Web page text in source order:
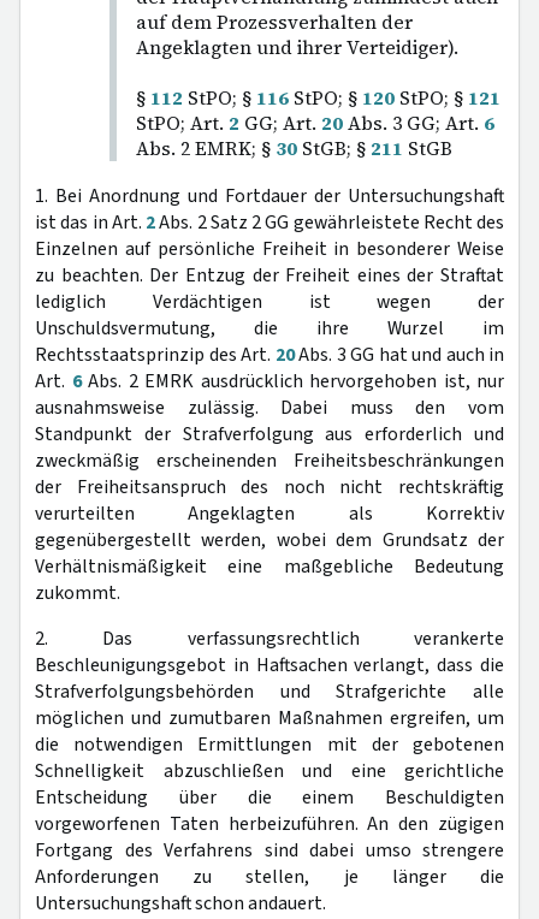
auf dem Prozessverhalten der
Angeklagten und ihrer Verteidiger).
§ 112 StPO; § 116 StPO; § 120 StPO; § 121
StPO; Art. 2 GG; Art. 20Abs. 3 GG; Art. 6
Abs. 2 EMRK; § 30 StGB; § 211 StGB
1. Bei Anordnung und Fortdauer der Untersuchungshaft
ist das in Art. 2Abs. 2 Satz 2 GG gewährleistete Recht des
Einzelnen auf persönliche Freiheit in besonderer Weise
zu beachten. Der Entzug der Freiheit eines der Straftat
lediglich Verdächtigen ist wegen der
Unschuldsvermutung, die ihre Wurzel im
Rechtsstaatsprinzip des Art. 20Abs. 3 GG hat und auch in
Art. 6Abs. 2 EMRK ausdrücklich hervorgehoben ist, nur
ausnahmsweise zulässig. Dabei muss den vom
Standpunkt der Strafverfolgung aus erforderlich und
zweckmäßig erscheinenden Freiheitsbeschränkungen
der Freiheitsanspruch des noch nicht rechtskräftig
verurteilten Angeklagten als Korrektiv
gegenübergestellt werden, wobei dem Grundsatz der
Verhältnismäßigkeit eine maßgebliche Bedeutung
zukommt.
2. Das verfassungsrechtlich verankerte
Beschleunigungsgebot in Haftsachen verlangt, dass die
Strafverfolgungsbehörden und Strafgerichte alle
möglichen und zumutbaren Maßnahmen ergreifen, um
die notwendigen Ermittlungen mit der gebotenen
Schnelligkeit abzuschließen und eine gerichtliche
Entscheidung über die einem Beschuldigten
vorgeworfenen Taten herbeizuführen. An den zügigen
Fortgang des Verfahrens sind dabei umso strengere
Anforderungen zu stellen, je länger die
Untersuchungshaft schon andauert.